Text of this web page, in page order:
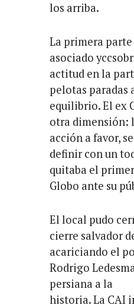
los arriba.
La primera
asociado
actitud en la
pelotas paradas
equilibrio. El ex
otra dimensión:
acción a favor,
definir con un
quitaba el
Globo ante su
El local pudo
cierre salvador
acariciando el
Rodrigo
persiana a la
historia. La CAI